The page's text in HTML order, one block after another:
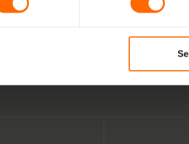
Wij zijn Skodora.
Valthermond.
kozijnen voor